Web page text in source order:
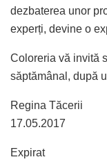
dezbaterea unor
experți, devine o
Coloreria vă invită
săptămânal, după
Regina
17.05.2017